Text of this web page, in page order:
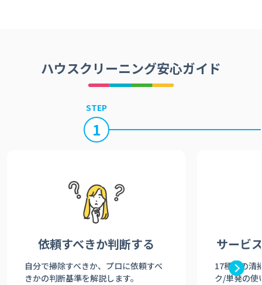
ハウスクリーニング安心ガイド
STEP
1
依頼すべきか判断する
自分で掃除すべきか、プロに依頼すべ
きかの判断基準を解説します。
サービ
17種類の清
ク/単発の使